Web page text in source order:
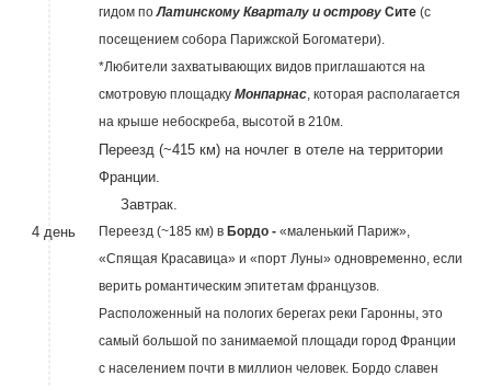
гидом поЛатинскому Кварталу и островуСите (с
посещением собора Парижской Богоматери).
*Любители захватывающих видов приглашаются на
смотровую площадку Монпарнас, которая располагается
на крыше небоскреба, высотой в 210м.
Переезд (~415 км) на ночлег в отеле на территории
Франции.
4 день
Завтрак.
Переезд (~185 км) в Бордо - «маленький Париж»,
«Спящая Красавица» и «порт Луны» одновременно, если
верить романтическим эпитетам французов.
Расположенный на пологих берегах реки Гаронны, это
самый большой по занимаемой площади город Франции
с населением почти в миллион человек. Бордо славен